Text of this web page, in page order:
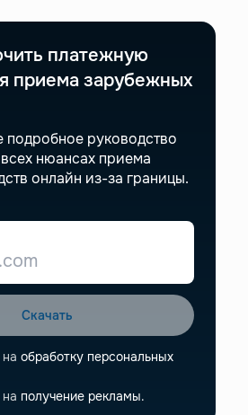
платежную
приема зарубежных
подробное руководство
нюансах приема
онлайн из-за границы.
Скачать
обработку персональных
получение рекламы.